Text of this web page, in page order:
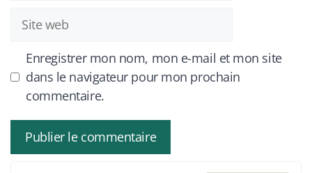
Site
web
Enregistrer mon nom, mon e-mail et mon site
dans le navigateur pour mon prochain
commentaire.